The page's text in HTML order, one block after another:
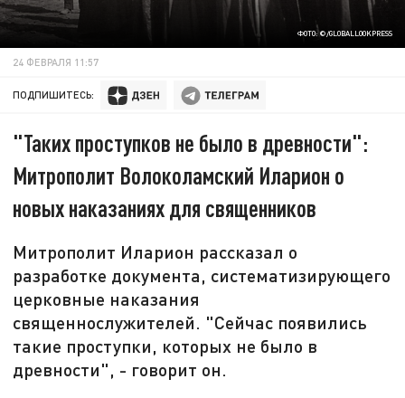
ФОТО: ©/GLOBALLOOKPRESS
24 ФЕВРАЛЯ 11:57
ПОДПИШИТЕСЬ:
"Таких проступков не было в древности":
Митрополит Волоколамский Иларион о
новых наказаниях для священников
Митрополит Иларион рассказал о
разработке документа, систематизирующего
церковные наказания
священнослужителей. "Сейчас появились
такие проступки, которых не было в
древности", - говорит он.